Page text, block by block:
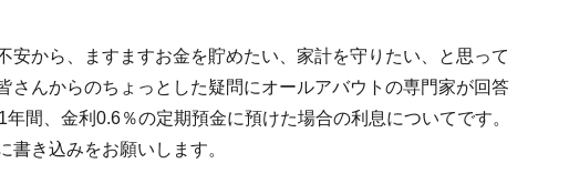
安から、ますますお金を貯めたい、家計を守りたい、と思って
さんからのちょっとした疑問にオールアバウトの専門家が回答
間、金利0.6％の定期預金に預けた場合の利息についてです。
き込みをお願いします。